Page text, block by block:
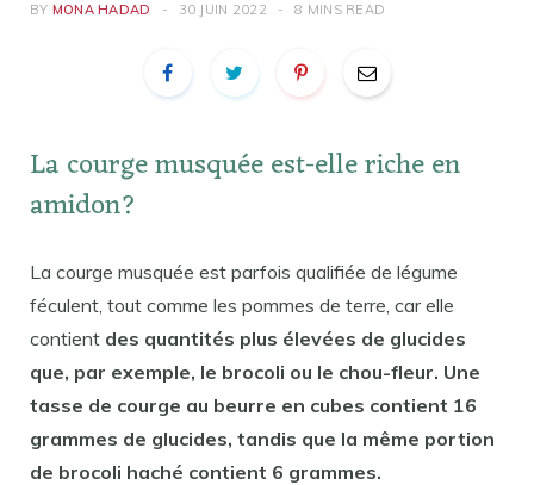
BY MONA HADAD 30 JUIN 2022 8 MINS READ
La courge musquée est-elle riche en
amidon?
La courge musquée est parfois qualifiée de légume
féculent, tout comme les pommes de terre, car elle
contient des quantités plus élevées de glucides
que, par exemple, le brocoli ou le chou-fleur. Une
tasse de courge au beurre en cubes contient 16
grammes de glucides, tandis que la même portion
de brocoli haché contient 6 grammes.